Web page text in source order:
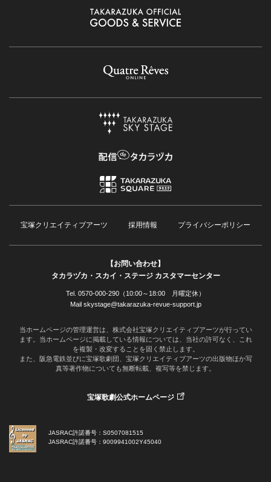
宝塚クリエイティブアーツ 採用情報 プライバシーポリシー
【お問い合わせ】
タカラヅカ・スカイ・ステージ カスタマーセンター
Tel. 0570-000-290（10:00～18:00 月曜定休）
Mail skystage@takarazuka-revue-support.jp
当ホームページの管理運営は、株式会社宝塚クリエイティブアーツが行ってい
ます。当ホームページに掲載している情報については、当社の許可なく、これ
を複製・改変することを固く禁止します。
また、阪急電鉄並びに宝塚歌劇団、宝塚クリエイティブアーツの出版物ほか写
真等著作物についても無断転載、複写等を禁じます。
宝塚歌劇公式ホームページ
JASRAC許諾番号：S0507081515
JASRAC許諾番号：9009941002Y45040